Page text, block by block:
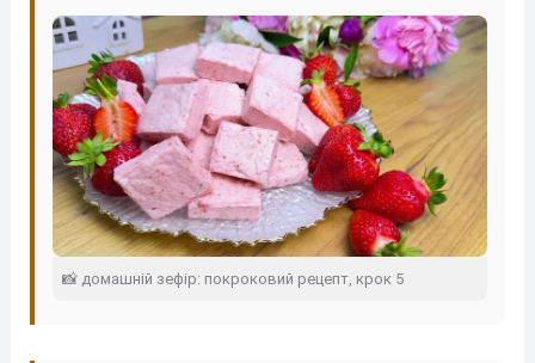
📸 домашній зефір: покроковий рецепт, крок 5